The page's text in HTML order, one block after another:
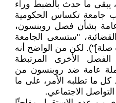
ما حدث بالضبط وراء
جامعة تكساس الحكومية
بشأن فصل روبنسون،
"ستسعى الجامعة
لكن من الواضح أنه
الأخرى المرتبطة
عامة ضد روبنسون من
ما تطلبه الأمر، على ما
الاجتماعي.